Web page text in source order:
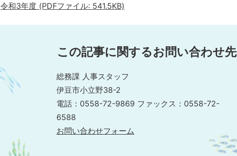
令和3年度 (PDFファイル: 541.5KB)
この記事に関するお問い合わせ先
総務課 人事スタッフ
伊豆市小立野38-2
電話：0558-72-9869 ファックス：0558-72-
6588
お問い合わせフォーム